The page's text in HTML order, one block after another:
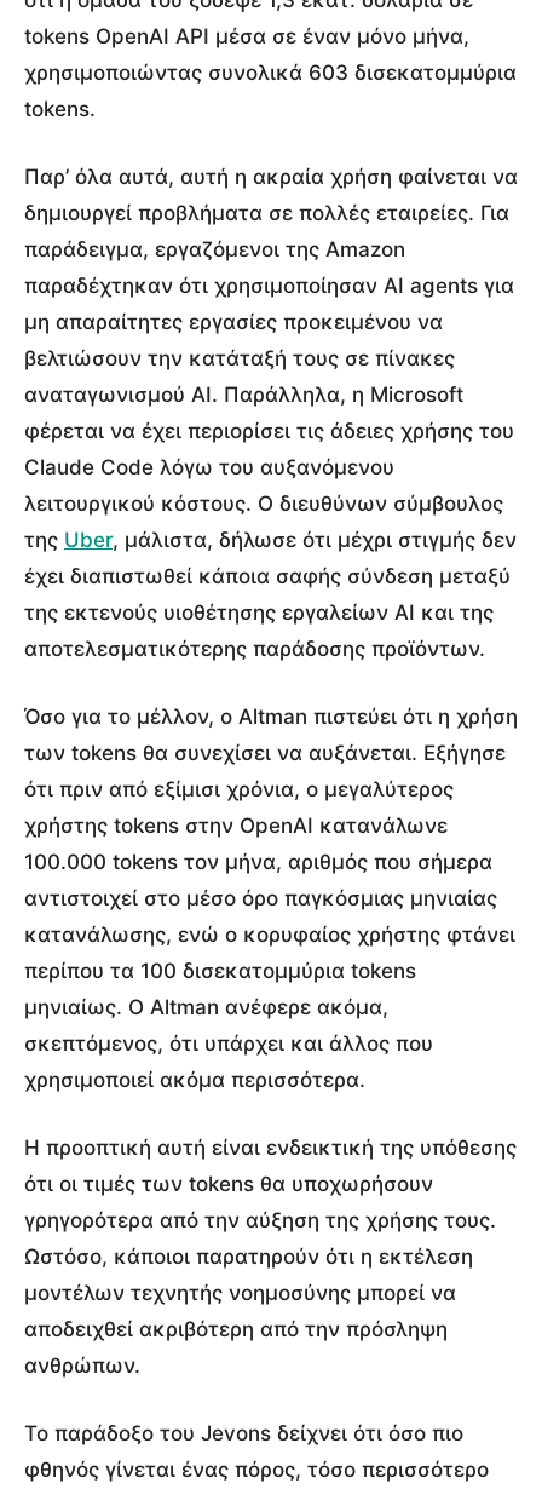
tokens OpenAI API μέσα σε έναν μόνο μήνα,
χρησιμοποιώντας συνολικά 603 δισεκατομμύρια
tokens.
Παρ’ όλα αυτά, αυτή η ακραία χρήση φαίνεται να
δημιουργεί προβλήματα σε πολλές εταιρείες. Για
παράδειγμα, εργαζόμενοι της Amazon
παραδέχτηκαν ότι χρησιμοποίησαν AI agents για
μη απαραίτητες εργασίες προκειμένου να
βελτιώσουν την κατάταξή τους σε πίνακες
αναταγωνισμού AI. Παράλληλα, η Microsoft
φέρεται να έχει περιορίσει τις άδειες χρήσης του
Claude Code λόγω του αυξανόμενου
λειτουργικού κόστους. Ο διευθύνων σύμβουλος
της Uber, μάλιστα, δήλωσε ότι μέχρι στιγμής δεν
έχει διαπιστωθεί κάποια σαφής σύνδεση μεταξύ
της εκτενούς υιοθέτησης εργαλείων AI και της
αποτελεσματικότερης παράδοσης προϊόντων.
Όσο για το μέλλον, ο Altman πιστεύει ότι η χρήση
των tokens θα συνεχίσει να αυξάνεται. Εξήγησε
ότι πριν από εξίμισι χρόνια, ο μεγαλύτερος
χρήστης tokens στην OpenAI κατανάλωνε
100.000 tokens τον μήνα, αριθμός που σήμερα
αντιστοιχεί στο μέσο όρο παγκόσμιας μηνιαίας
κατανάλωσης, ενώ ο κορυφαίος χρήστης φτάνει
περίπου τα 100 δισεκατομμύρια tokens
μηνιαίως. Ο Altman ανέφερε ακόμα,
σκεπτόμενος, ότι υπάρχει και άλλος που
χρησιμοποιεί ακόμα περισσότερα.
Η προοπτική αυτή είναι ενδεικτική της υπόθεσης
ότι οι τιμές των tokens θα υποχωρήσουν
γρηγορότερα από την αύξηση της χρήσης τους.
Ωστόσο, κάποιοι παρατηρούν ότι η εκτέλεση
μοντέλων τεχνητής νοημοσύνης μπορεί να
αποδειχθεί ακριβότερη από την πρόσληψη
ανθρώπων.
Το παράδοξο του Jevons δείχνει ότι όσο πιο
φθηνός γίνεται ένας πόρος, τόσο περισσότερο